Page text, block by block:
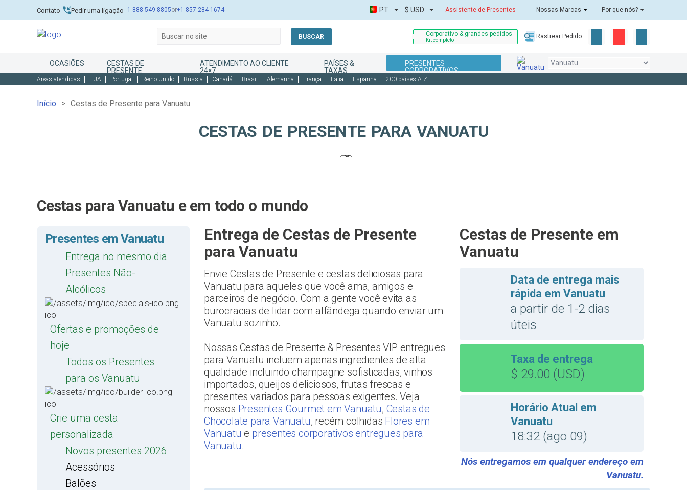
Contato Pedir uma ligação 1-888-549-8805or+1-857-284-1674 Assistente de Presentes Nossas Marcas Por que nós?
PT $ USD
BUSCAR Corporativo & grandes pedidos
Kit completo
Rastrear Pedido
OCASIÕES
CESTAS DE
PRESENTE
ATENDIMENTO AO CLIENTE
24×7
PAÍSES &
TAXAS
PRESENTES
CORPORATIVOS
Áreas atendidas EUA Portugal Reino Unido Rússia Canadá Brasil Alemanha França Itália Espanha 200 países A-Z
Início Cestas de Presente para Vanuatu
CESTAS DE PRESENTE PARA VANUATU
Cestas para Vanuatu e em todo o mundo
Presentes em Vanuatu
Entrega no mesmo dia
Presentes Não-
Alcólicos
Ofertas e promoções de
hoje
Todos os Presentes
para os Vanuatu
Crie uma cesta
personalizada
Novos presentes 2026
Acessórios
Balões
Entrega de Cestas de Presente
para Vanuatu
Envie Cestas de Presente e cestas deliciosas para
Vanuatu para aqueles que você ama, amigos e
parceiros de negócio. Com a gente você evita as
burocracias de lidar com alfândega quando enviar um
Vanuatu sozinho.
Nossas Cestas de Presente & Presentes VIP entregues
para Vanuatu incluem apenas ingredientes de alta
qualidade incluindo champagne sofisticadas, vinhos
importados, queijos deliciosos, frutas frescas e
presentes variados para pessoas exigentes. Veja
nossos Presentes Gourmet em Vanuatu, Cestas de
Chocolate para Vanuatu, recém colhidas Flores em
Vanuatu e presentes corporativos entregues para
Vanuatu.
Cestas de Presente em
Vanuatu
Data de entrega mais
rápida em Vanuatu
a partir de 1-2 dias
úteis
Taxa de entrega
$ 29.00 (USD)
Horário Atual em
Vanuatu
18:32 (ago 09)
Nós entregamos em qualquer endereço em
Vanuatu.